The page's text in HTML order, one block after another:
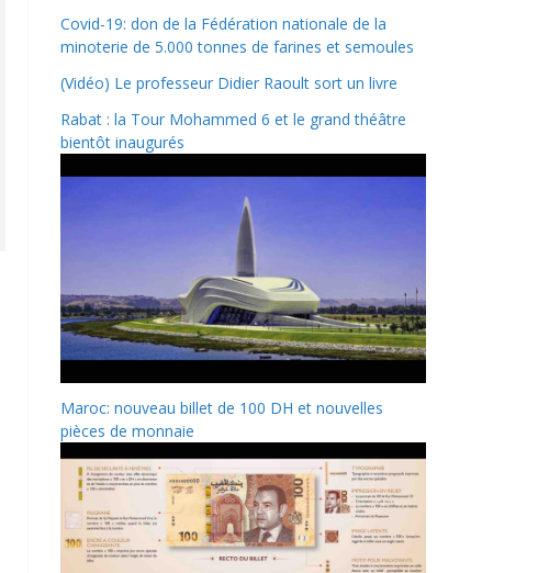
Covid-19: don de la Fédération nationale de la
minoterie de 5.000 tonnes de farines et semoules
(Vidéo) Le professeur Didier Raoult sort un livre
Rabat : la Tour Mohammed 6 et le grand théâtre
bientôt inaugurés
Maroc: nouveau billet de 100 DH et nouvelles
pièces de monnaie